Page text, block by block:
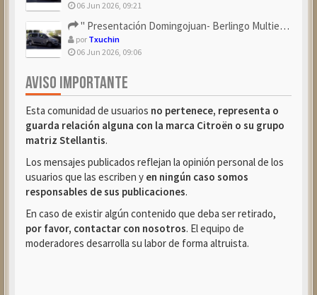
06 Jun 2026, 09:21
" Presentación Domingojuan- Berlingo Multiespace Blue ...
por Txuchin
06 Jun 2026, 09:06
AVISO IMPORTANTE
Esta comunidad de usuarios no pertenece, representa o
guarda relación alguna con la marca Citroën o su grupo
matriz Stellantis.
Los mensajes publicados reflejan la opinión personal de los
usuarios que las escriben y en ningún caso somos
responsables de sus publicaciones.
En caso de existir algún contenido que deba ser retirado,
por favor, contactar con nosotros. El equipo de
moderadores desarrolla su labor de forma altruista.